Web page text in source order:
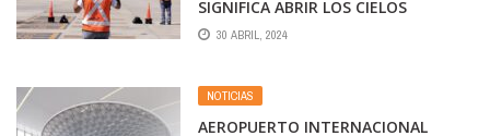
SIGNIFICA ABRIR LOS CIELOS
ARGENTINOS
30 ABRIL, 2024
NOTICIAS
AEROPUERTO INTERNACIONAL